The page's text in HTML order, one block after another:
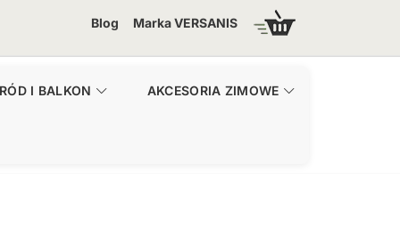
Blog Marka VERSANIS
I BALKON AKCESORIA ZIMOWE